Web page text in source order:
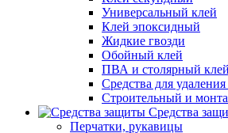
Универсальный клей
Клей эпоксидный
Жидкие гвозди
Обойный клей
ПВА и столярный клей
Средства для удаления
Строительный и
Средства
Перчатки, рукавицы